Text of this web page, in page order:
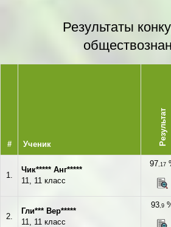
Результаты
# Ученик Результат
1.
Чик***** Анг*****
11, 11 класс
97,17
2.
Гли*** Вер*****
11, 11 класс
93,9